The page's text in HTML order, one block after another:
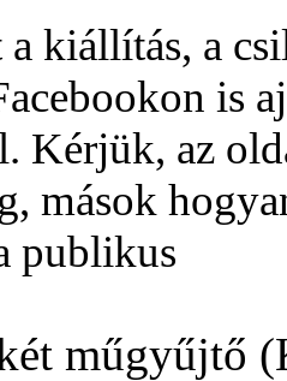
a kiállítás, a
is
Kérjük, az
mások
publikus
műgyűjtő